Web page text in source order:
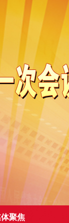
聚焦